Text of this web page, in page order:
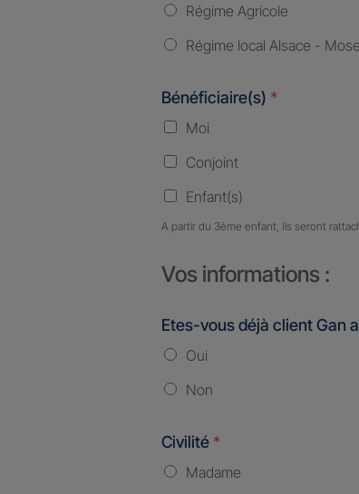
Régime Agricole
Régime local Alsace -
Bénéficiaire(s) *
Moi
Conjoint
Enfant(s)
A partir du 3ème enfant, Ils seront
Vos informations :
Etes-vous déjà client Gan
Oui
Non
Civilité *
Madame